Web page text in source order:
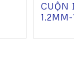
CUỘN